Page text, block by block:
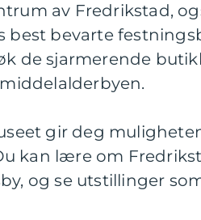
av Fredrikstad,
best bevarte
de sjarmerende
gir deg
kan lære om
og se utstillinger